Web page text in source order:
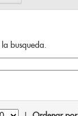
busqueda.